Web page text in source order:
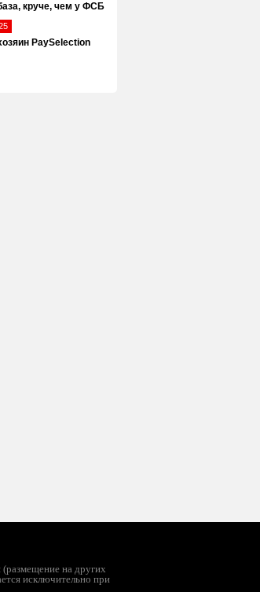
круче, чем у ФСБ
PaySelection
на других
исключительно при